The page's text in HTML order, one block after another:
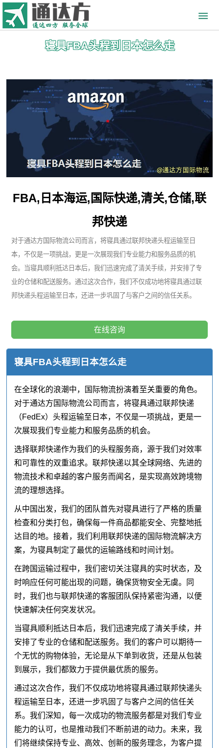
寝具FBA头程到日本怎么走
FBA,日本海运,国际快递,清关,仓储,联
邦快递
对于通达方国际物流公司而言，将寝具通过联邦快递头程运输至日
本，不仅是一项挑战，更是一次展现我们专业能力和服务品质的机
会。当寝具顺利抵达日本后，我们迅速完成了清关手续，并安排了专
业的仓储和配送服务。通过这次合作，我们不仅成功地将寝具通过联
邦快递头程运输至日本，还进一步巩固了与客户之间的信任关系。
在线咨询
寝具FBA头程到日本怎么走
在全球化的浪潮中，国际物流扮演着至关重要的角色。
对于通达方国际物流公司而言，将寝具通过联邦快递
（FedEx）头程运输至日本，不仅是一项挑战，更是一
次展现我们专业能力和服务品质的机会。
选择联邦快递作为我们的头程服务商，源于我们对效率
和可靠性的双重追求。联邦快递以其全球网络、先进的
物流技术和卓越的客户服务而闻名，是实现高效跨境物
流的理想选择。
从中国出发，我们的团队首先对寝具进行了严格的质量
检查和分类打包，确保每一件商品都能安全、完整地抵
达目的地。接着，我们利用联邦快递的国际物流解决方
案，为寝具制定了最优的运输路线和时间计划。
在跨国运输过程中，我们密切关注寝具的实时状态，及
时响应任何可能出现的问题，确保货物安全无虞。同
时，我们也与联邦快递的客服团队保持紧密沟通，以便
快速解决任何突发状况。
当寝具顺利抵达日本后，我们迅速完成了清关手续，并
安排了专业的仓储和配送服务。我们的客户可以期待一
个无忧的购物体验，无论是从下单到收货，还是从包装
到展示，我们都致力于提供最优质的服务。
通过这次合作，我们不仅成功地将寝具通过联邦快递头
程运输至日本，还进一步巩固了与客户之间的信任关
系。我们深知，每一次成功的物流服务都是对我们专业
能力的认可，也是推动我们不断前进的动力。未来，我
们将继续保持专业、高效、创新的服务理念，为客户提